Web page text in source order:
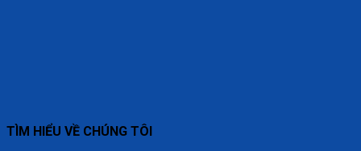
TÌM HIỂU VỀ CHÚNG TÔI